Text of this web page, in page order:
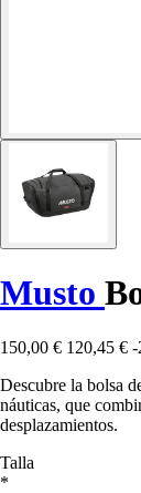
Musto
150,00 € 120,45 € -
Descubre la bolsa
náuticas, que
desplazamientos.
Talla
*